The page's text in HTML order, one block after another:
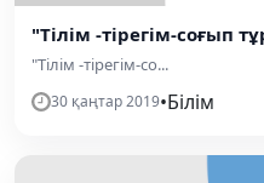
"Тілім -тірегім-соғып
"Тілім -тірегім-со...
30 қаңтар 2019•Білім